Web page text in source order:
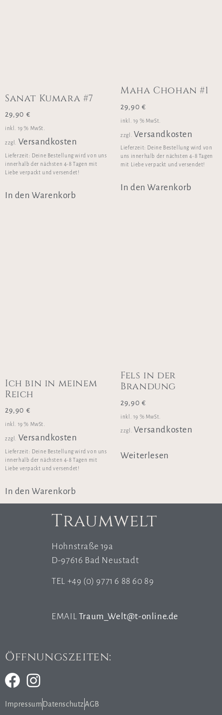
Sanat Kumara #7
29,90 €
inkl. 19 % MwSt.
zzgl. Versandkosten
Lieferzeit: Deine Bestellung wird von uns
innerhalb der nächsten 4-8 Tagen mit
Liebe verpackt und versendet!
In den Warenkorb
Maha Chohan #1
29,90 €
inkl. 19 % MwSt.
zzgl. Versandkosten
Lieferzeit: Deine Bestellung wird von
uns innerhalb der nächsten 4-8 Tagen
mit Liebe verpackt und versendet!
In den Warenkorb
Ich bin in meinem
Reich
29,90 €
inkl. 19 % MwSt.
zzgl. Versandkosten
Lieferzeit: Deine Bestellung wird von uns
innerhalb der nächsten 4-8 Tagen mit
Liebe verpackt und versendet!
In den Warenkorb
Fels in der
Brandung
29,90 €
inkl. 19 % MwSt.
zzgl. Versandkosten
Weiterlesen
Traumwelt
Hohnstraße 19a
D-97616 Bad Neustadt
TEL +49 (0) 9771 6 88 60 89
EMAIL Traum_Welt@t-online.de
Öffnungszeiten:
Impressum DatenschutzAGB